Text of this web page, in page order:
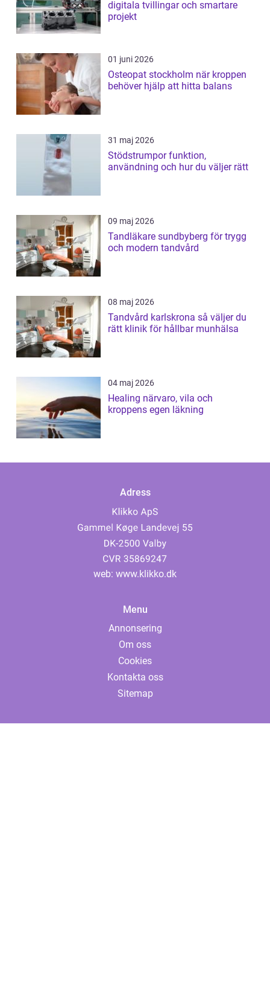
digitala tvillingar och smartare
projekt
01 juni 2026
Osteopat stockholm när kroppen
behöver hjälp att hitta balans
31 maj 2026
Stödstrumpor funktion,
användning och hur du väljer rätt
09 maj 2026
Tandläkare sundbyberg för trygg
och modern tandvård
08 maj 2026
Tandvård karlskrona så väljer du
rätt klinik för hållbar munhälsa
04 maj 2026
Healing närvaro, vila och
kroppens egen läkning
Adress
web: www.klikko.dk
Menu
Annonsering
Om oss
Cookies
Kontakta oss
Sitemap